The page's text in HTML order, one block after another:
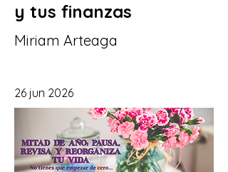
y tus finanzas
Miriam Arteaga
26 jun 2026